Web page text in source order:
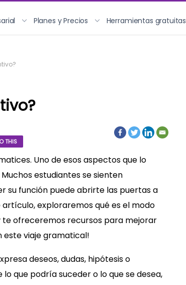
Planes y Precios Herramientas gratuitas
THIS
Uno de esos aspectos que lo
estudiantes se sienten
su función puede abrirte las puertas a
exploraremos qué es el modo
te ofreceremos recursos para mejorar
este viaje gramatical!
deseos, dudas, hipótesis o
que podría suceder o lo que se desea,